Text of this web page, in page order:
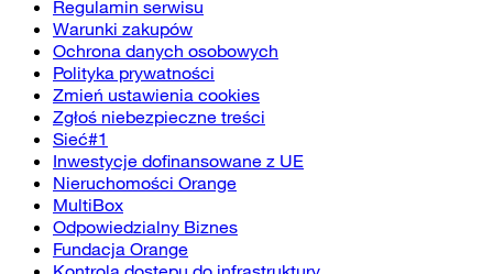
Regulamin serwisu
Warunki zakupów
Ochrona danych osobowych
Polityka prywatności
Zmień ustawienia cookies
Zgłoś niebezpieczne treści
Sieć#1
Inwestycje dofinansowane z UE
Nieruchomości Orange
MultiBox
Odpowiedzialny Biznes
Fundacja Orange